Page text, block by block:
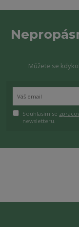
Můžete se
Souhlasím se
newsletteru.